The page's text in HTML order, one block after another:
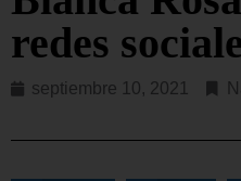
redes
septiembre 10, 2021